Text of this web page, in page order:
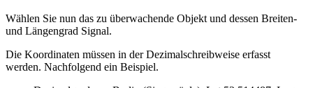
Wählen Sie nun das zu überwachende Objekt und dessen Breiten-
und Längengrad Signal.
Die Koordinaten müssen in der Dezimalschreibweise erfasst
werden. Nachfolgend ein Beispiel.